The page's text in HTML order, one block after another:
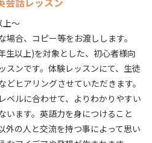
上～
場合、コピー等をお渡しします。
生以上)を対象とした、初心者様向
スンです。体験レッスンにて、生徒
どヒアリングさせていただきます。
ベルに合わせて、よりわかりやすい
います。英語力を身につけること
外の人と交流を持つ事によって思い